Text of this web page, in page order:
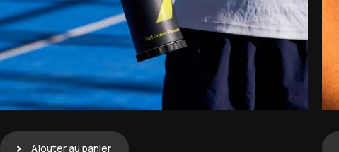
Ajouter au panier